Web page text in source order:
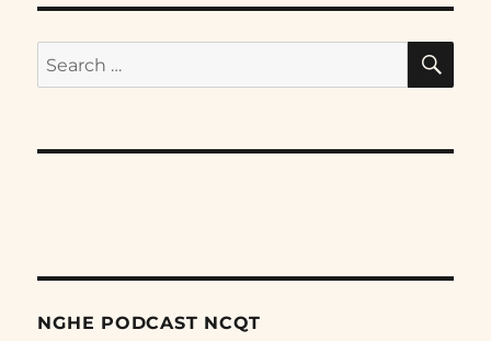
Search
for:
NGHE PODCAST NCQT